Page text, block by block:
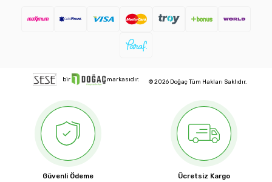
bir markasıdır. © 2026 Doğaç Tüm Hakları Saklıdır.
Güvenli Ödeme Ücretsiz Kargo